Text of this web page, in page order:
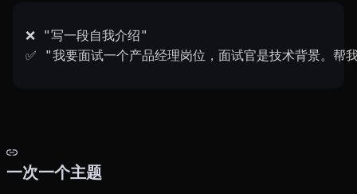
❌ "写一段自我介绍"
✅ "我要面试一个产品经理岗位，面试官是技术背景。
一次一个主题